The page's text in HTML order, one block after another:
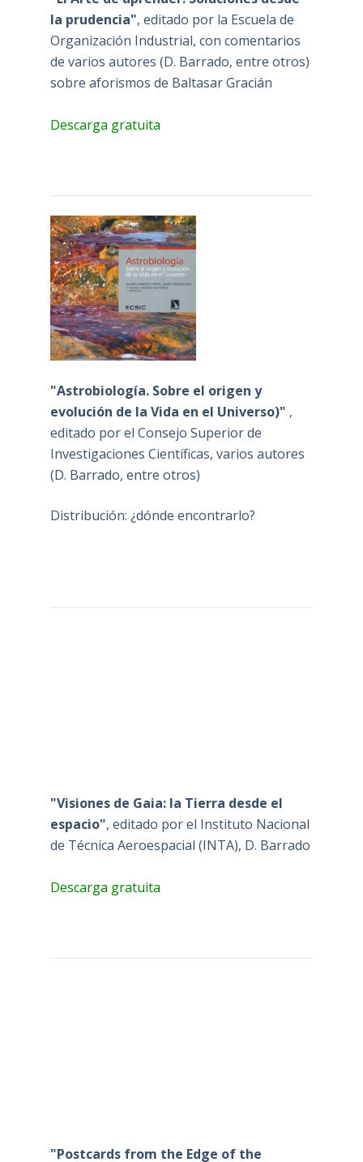
la prudencia", editado por la Escuela de
Organización Industrial, con comentarios
de varios autores (D. Barrado, entre otros)
sobre aforismos de Baltasar Gracián
Descarga gratuita
"Astrobiología. Sobre el origen y
evolución de la Vida en el Universo)" ,
editado por el Consejo Superior de
Investigaciones Científicas, varios autores
(D. Barrado, entre otros)
Distribución: ¿dónde encontrarlo?
"Visiones de Gaia: la Tierra desde el
espacio", editado por el Instituto Nacional
de Técnica Aeroespacial (INTA), D. Barrado
Descarga gratuita
"Postcards from the Edge of the